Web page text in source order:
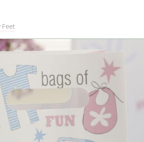
Feet